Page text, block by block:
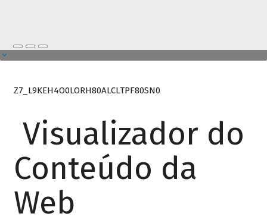
Z7_L9KEH4O0LORH80ALCLTPF80SN0
Visualizador do
Conteúdo da
Web